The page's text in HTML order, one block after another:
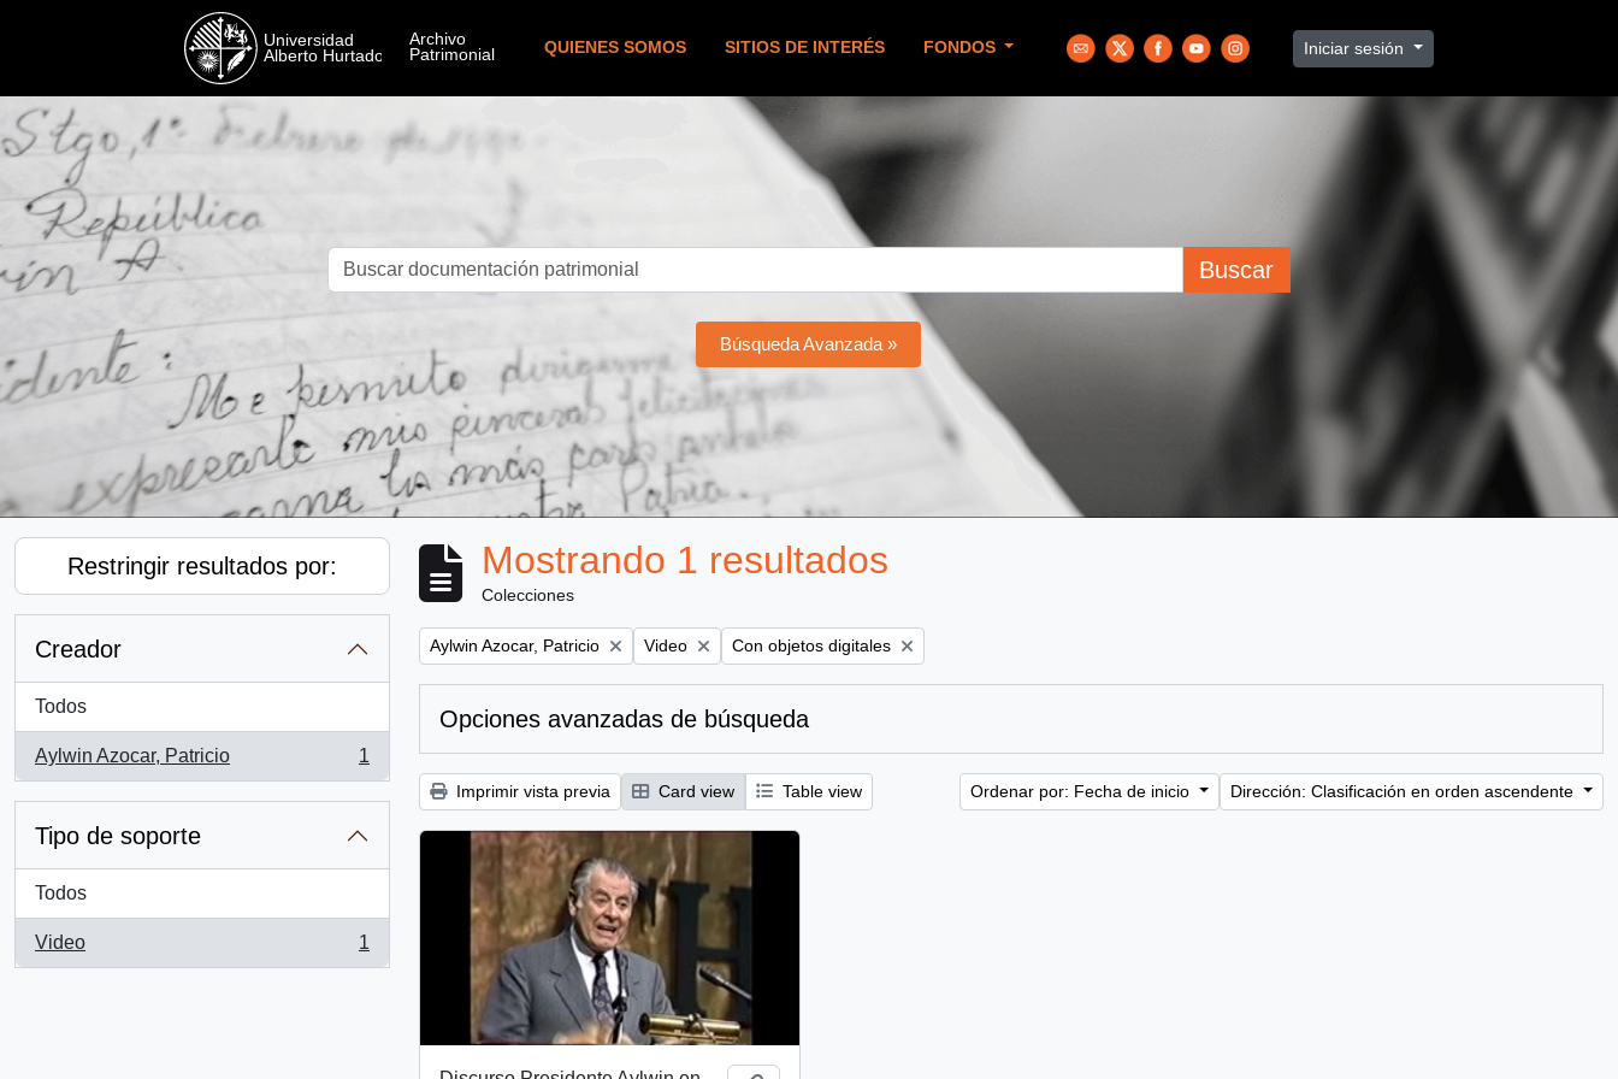
QUIENES SOMOS SITIOS DE INTERÉS FONDOS Iniciar sesión
Buscar
Búsqueda Avanzada »
Restringir resultados por:
Creador
Todos
Aylwin Azocar, Patricio
, 1 resultados
1
Tipo de soporte
Todos
Video
, 1 resultados
1
Mostrando 1 resultados
Colecciones
Remove filter:
Aylwin Azocar, Patricio Remove filter:
Video Remove filter:
Con objetos digitales
Opciones avanzadas de búsqueda
Imprimir vista previa Card view Table view Ordenar por: Fecha de inicio Dirección: Clasificación en orden ascendente